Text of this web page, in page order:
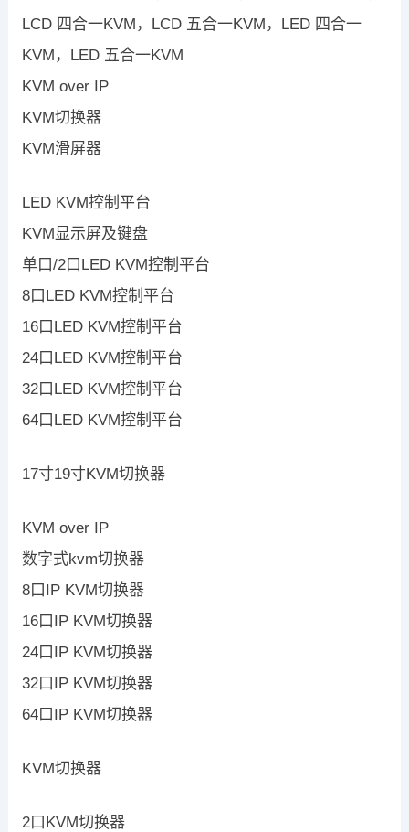
LCD 四合一KVM，LCD 五合一KVM，LED 四合一
KVM，LED 五合一KVM
KVM over IP
KVM切换器
KVM滑屏器
LED KVM控制平台
KVM显示屏及键盘
单口/2口LED KVM控制平台
8口LED KVM控制平台
16口LED KVM控制平台
24口LED KVM控制平台
32口LED KVM控制平台
64口LED KVM控制平台
17寸19寸KVM切换器
KVM over IP
数字式kvm切换器
8口IP KVM切换器
16口IP KVM切换器
24口IP KVM切换器
32口IP KVM切换器
64口IP KVM切换器
KVM切换器
2口KVM切换器